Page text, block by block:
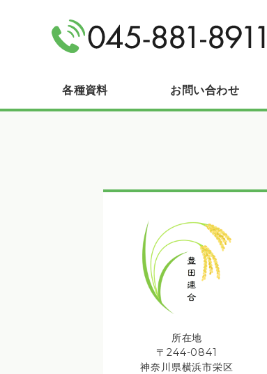
各種資料 お問い合わせ
所在地
〒244-0841
神奈川県横浜市栄区